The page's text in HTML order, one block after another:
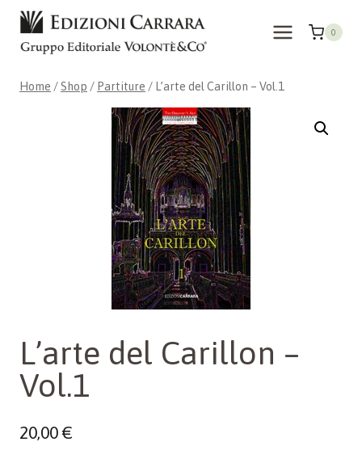
Skip
content
0
Home / Shop / Partiture / L’arte del Carillon – Vol.1
L’arte del Carillon –
Vol.1
20,00€